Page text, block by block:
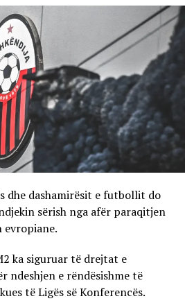
dhe dashamirësit e futbollit do
sërish nga afër paraqitjen
evropiane.
ka siguruar të drejtat e
e rëndësishme të
të Ligës së Konferencës.